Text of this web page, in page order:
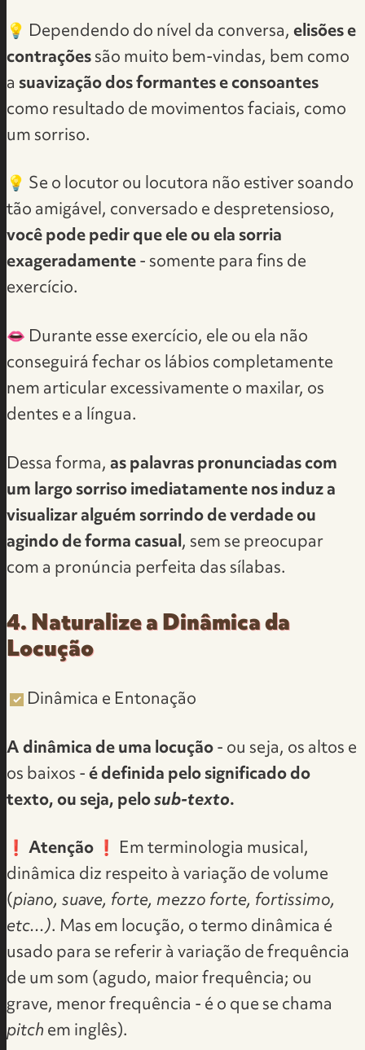
💡 Dependendo do nível da conversa,elisões e
contraçõessão muito bem-vindas, bem como
asuavização dos formantes e consoantes
como resultado de movimentos faciais, como
um sorriso.
💡 Se o locutor ou locutora não estiver soando
tão amigável, conversado e despretensioso,
você pode pedir que ele ou ela sorria
exageradamente- somente para fins de
exercício.
👄 Durante esse exercício, ele ou ela não
conseguirá fechar os lábios completamente
nem articular excessivamente o maxilar, os
dentes e a língua.
Dessa forma,as palavras pronunciadas com
um largo sorriso imediatamente nos induz a
visualizar alguém sorrindo de verdade ou
agindo de forma casual, sem se preocupar
com a pronúncia perfeita das sílabas.
4. Naturalize a Dinâmica da
Locução
Dinâmica e Entonação
A dinâmica de uma locução- ou seja, os altos e
os baixos -é definida pelo significado do
texto, ou seja, pelosub-texto.
❗Atenção ❗ Em terminologia musical,
dinâmica diz respeito à variação de volume
(piano, suave, forte, mezzo forte, fortissimo,
etc...). Mas em locução, o termo dinâmica é
usado para se referir à variação de frequência
de um som (agudo, maior frequência; ou
grave, menor frequência - é o que se chama
pitchem inglês).